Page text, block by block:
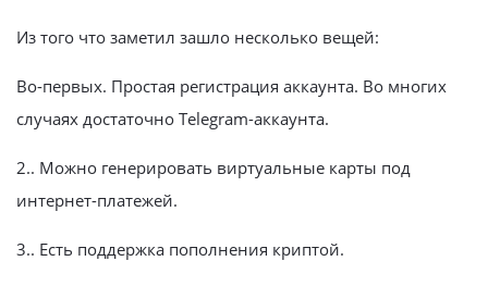
Из того что заметил зашло несколько вещей:
Во-первых. Простая регистрация аккаунта. Во многих
случаях достаточно Telegram-аккаунта.
2.. Можно генерировать виртуальные карты под
интернет-платежей.
3.. Есть поддержка пополнения криптой.